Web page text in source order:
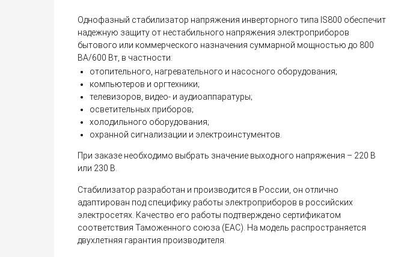
Однофазный стабилизатор напряжения инверторного типа IS800 обеспечит
надежную защиту от нестабильного напряжения электроприборов
бытового или коммерческого назначения суммарной мощностью до 800
ВА/600 Вт, в частности:
отопительного, нагревательного и насосного оборудования;
компьютеров и оргтехники;
телевизоров, видео- и аудиоаппаратуры;
осветительных приборов;
холодильного оборудования;
охранной сигнализации и электроинстументов.
При заказе необходимо выбрать значение выходного напряжения – 220 В
или 230 В.
Стабилизатор разработан и производится в России, он отлично
адаптирован под специфику работы электроприборов в российских
электросетях. Качество его работы подтверждено сертификатом
соответствия Таможенного союза (EAC). На модель распространяется
двухлетняя гарантия производителя.